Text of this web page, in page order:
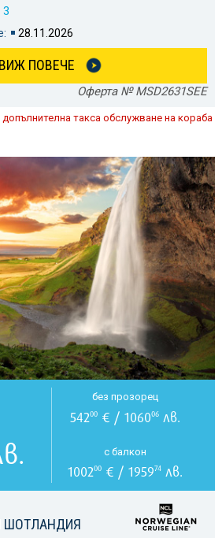
28.11.2026
ВИЖ ПОВЕЧЕ
Оферта № MSD2631SEE
такса обслужване на кораба
ШОТЛАНДИЯ
без прозорец
54200 € / 106006 лв.
с балкон
100200 € / 195974 лв.